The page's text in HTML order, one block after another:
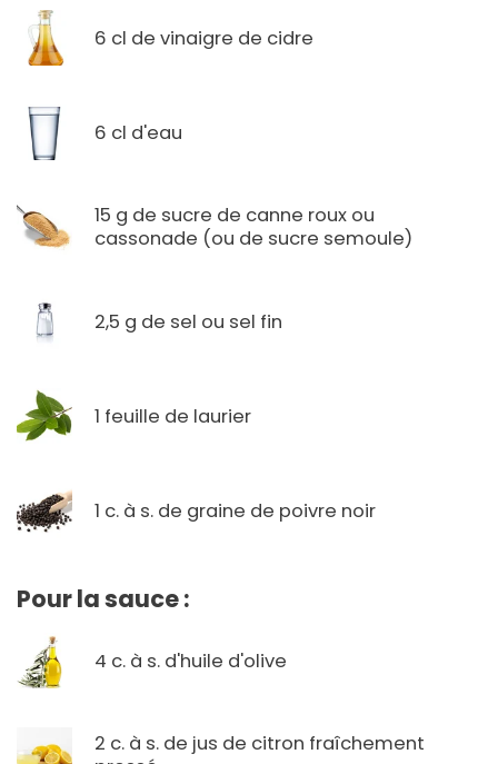
6 cl de vinaigre de cidre
6 cl d'eau
15 g de sucre de canne roux ou
cassonade (ou de sucre semoule)
2,5 g de sel ou sel fin
1 feuille de laurier
1 c. à s. de graine de poivre noir
Pour la sauce :
4 c. à s. d'huile d'olive
2 c. à s. de jus de citron fraîchement